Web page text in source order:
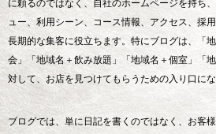
に頼るのではなく、自社のホームページを持ち
ュー、利用シーン、コース情報、アクセス、採
長期的な集客に役立ちます。特にブログは、「
会」「地域名＋飲み放題」「地域名＋個室」「
対して、お店を見つけてもらうための入り口に
ブログでは、単に日記を書くのではなく、お客